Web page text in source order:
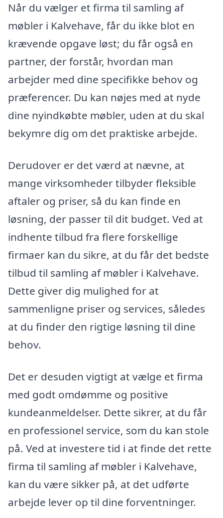
Når du vælger et firma til samling af
møbler i Kalvehave, får du ikke blot en
krævende opgave løst; du får også en
partner, der forstår, hvordan man
arbejder med dine specifikke behov og
præferencer. Du kan nøjes med at nyde
dine nyindkøbte møbler, uden at du skal
bekymre dig om det praktiske arbejde.
Derudover er det værd at nævne, at
mange virksomheder tilbyder fleksible
aftaler og priser, så du kan finde en
løsning, der passer til dit budget. Ved at
indhente tilbud fra flere forskellige
firmaer kan du sikre, at du får det bedste
tilbud til samling af møbler i Kalvehave.
Dette giver dig mulighed for at
sammenligne priser og services, således
at du finder den rigtige løsning til dine
behov.
Det er desuden vigtigt at vælge et firma
med godt omdømme og positive
kundeanmeldelser. Dette sikrer, at du får
en professionel service, som du kan stole
på. Ved at investere tid i at finde det rette
firma til samling af møbler i Kalvehave,
kan du være sikker på, at det udførte
arbejde lever op til dine forventninger.